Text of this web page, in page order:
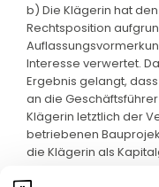
b) Die Klägerin hat
Rechtsposition
Interesse verwertet.
Ergebnis gelangt,
an die
Klägerin letztlich der
betriebenen
die Klägerin als